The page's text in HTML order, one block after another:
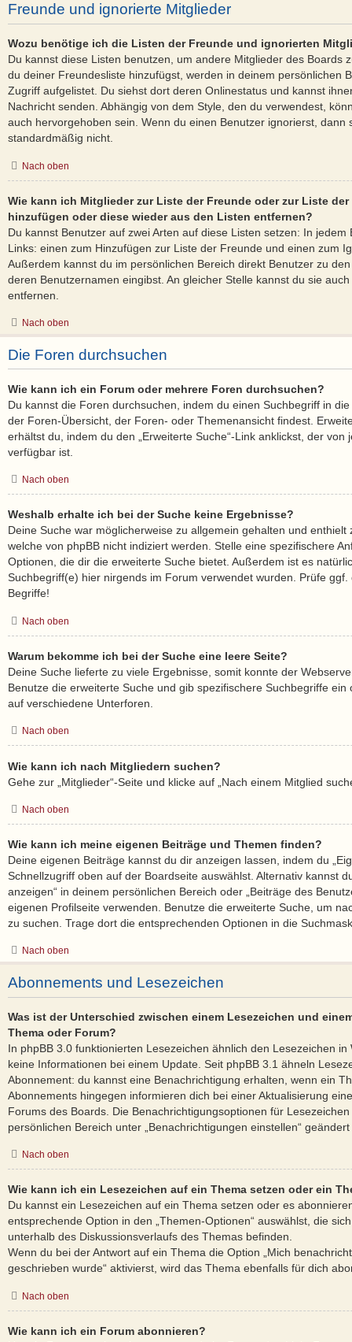
Freunde und ignorierte Mitglieder
Wozu benötige ich die Listen der Freunde und ignorierten
Du kannst diese Listen benutzen, um andere Mitglieder des Boards
du deiner Freundesliste hinzufügst, werden in deinem persönlichen
Zugriff aufgelistet. Du siehst dort deren Onlinestatus und kannst
Nachricht senden. Abhängig von dem Style, den du verwendest,
auch hervorgehoben sein. Wenn du einen Benutzer ignorierst, dann
standardmäßig nicht.
Nach oben
Wie kann ich Mitglieder zur Liste der Freunde oder zur Liste
hinzufügen oder diese wieder aus den Listen entfernen?
Du kannst Benutzer auf zwei Arten auf diese Listen setzen: In
Links: einen zum Hinzufügen zur Liste der Freunde und einen zum
Außerdem kannst du im persönlichen Bereich direkt Benutzer zu
deren Benutzernamen eingibst. An gleicher Stelle kannst du sie
entfernen.
Nach oben
Die Foren durchsuchen
Wie kann ich ein Forum oder mehrere Foren durchsuchen?
Du kannst die Foren durchsuchen, indem du einen Suchbegriff in
der Foren-Übersicht, der Foren- oder Themenansicht findest.
erhältst du, indem du den „Erweiterte Suche“-Link anklickst, der von
verfügbar ist.
Nach oben
Weshalb erhalte ich bei der Suche keine Ergebnisse?
Deine Suche war möglicherweise zu allgemein gehalten und enthielt
welche von phpBB nicht indiziert werden. Stelle eine spezifischere
Optionen, die dir die erweiterte Suche bietet. Außerdem ist es
Suchbegriff(e) hier nirgends im Forum verwendet wurden. Prüfe
Begriffe!
Nach oben
Warum bekomme ich bei der Suche eine leere Seite?
Deine Suche lieferte zu viele Ergebnisse, somit konnte der
Benutze die erweiterte Suche und gib spezifischere Suchbegriffe
auf verschiedene Unterforen.
Nach oben
Wie kann ich nach Mitgliedern suchen?
Gehe zur „Mitglieder“-Seite und klicke auf „Nach einem Mitglied
Nach oben
Wie kann ich meine eigenen Beiträge und Themen finden?
Deine eigenen Beiträge kannst du dir anzeigen lassen, indem du
Schnellzugriff oben auf der Boardseite auswählst. Alternativ kannst
anzeigen“ in deinem persönlichen Bereich oder „Beiträge des
eigenen Profilseite verwenden. Benutze die erweiterte Suche, um
zu suchen. Trage dort die entsprechenden Optionen in die
Nach oben
Abonnements und Lesezeichen
Was ist der Unterschied zwischen einem Lesezeichen und
Thema oder Forum?
In phpBB 3.0 funktionierten Lesezeichen ähnlich den Lesezeichen
keine Informationen bei einem Update. Seit phpBB 3.1 ähneln
Abonnement: du kannst eine Benachrichtigung erhalten, wenn ein
Abonnements hingegen informieren dich bei einer Aktualisierung
Forums des Boards. Die Benachrichtigungsoptionen für
persönlichen Bereich unter „Benachrichtigungen einstellen“
Nach oben
Wie kann ich ein Lesezeichen auf ein Thema setzen oder ein
Du kannst ein Lesezeichen auf ein Thema setzen oder es
entsprechende Option in den „Themen-Optionen“ auswählst, die
unterhalb des Diskussionsverlaufs des Themas befinden.
Wenn du bei der Antwort auf ein Thema die Option „Mich
geschrieben wurde“ aktivierst, wird das Thema ebenfalls für dich
Nach oben
Wie kann ich ein Forum abonnieren?